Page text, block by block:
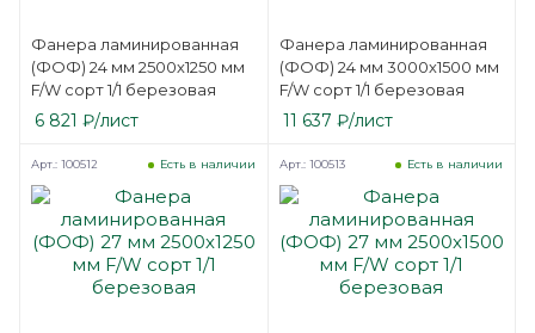
Фанера ламинированная
(ФОФ) 24 мм 2500х1250 мм
F/W сорт 1/1 березовая
6 821 ₽/лист
Фанера ламинированная
(ФОФ) 24 мм 3000х1500 мм
F/W сорт 1/1 березовая
11 637 ₽/лист
Есть в наличии
Арт.: 100512 Есть в наличии
Арт.: 100513